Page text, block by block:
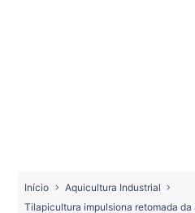
Início
Aquicultura Industrial
Tilapicultura impulsiona retomada